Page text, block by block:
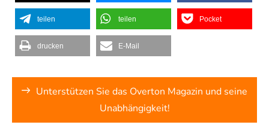
teilen teilen Pocket
drucken E-Mail
Unterstützen Sie das Overton Magazin und seine
Unabhängigkeit!